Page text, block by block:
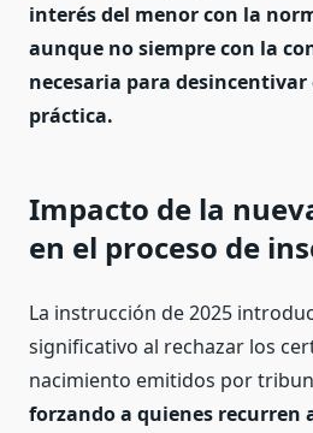
interés del menor con la
aunque no siempre con la
necesaria para
práctica.
Impacto de la
en el proceso de
La instrucción de 2025
significativo al rechazar los
nacimiento emitidos por
forzando a quienes recurren